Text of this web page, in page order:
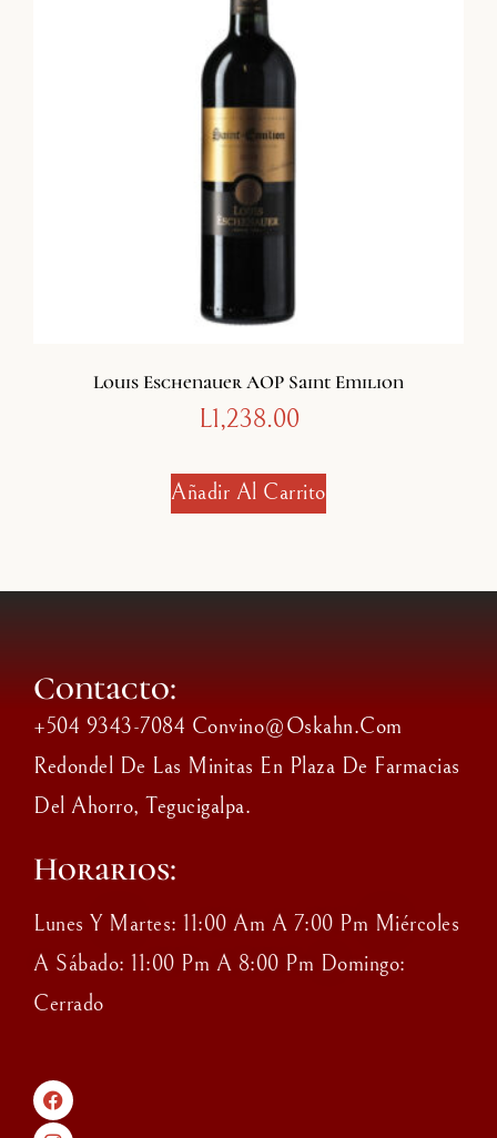
Louis Eschenauer AOP Saint Emilion
L1,238.00
Añadir Al Carrito
Contacto:
+504 9343-7084 Convino@oskahn.com
Redondel De Las Minitas En Plaza De Farmacias
Del Ahorro, Tegucigalpa.
Horarios:
Lunes Y Martes: 11:00 Am A 7:00 Pm Miércoles
A Sábado: 11:00 Pm A 8:00 Pm Domingo:
Cerrado